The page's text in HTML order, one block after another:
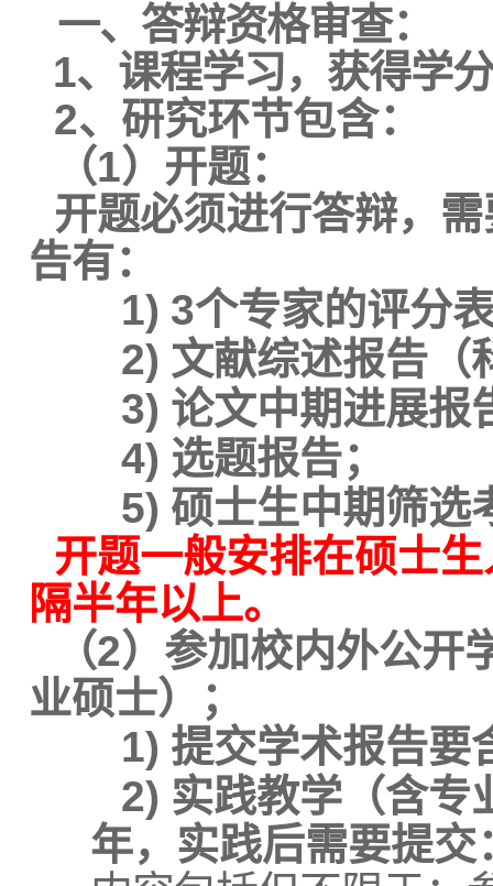
一、答辩资格审查：
1、课程学习，获得学
2、研究环节包含：
（1）开题：
开题必须进行答辩，需
告有：
1) 3个专家的评分
2) 文献综述报告（
3) 论文中期进展报
4) 选题报告；
5) 硕士生中期筛选
开题一般安排在硕士
隔半年以上。
（2） 参加校内外公开
业硕士）
；
1) 提交学术报告要
2) 实践教学（含专
年，实践后需要提交